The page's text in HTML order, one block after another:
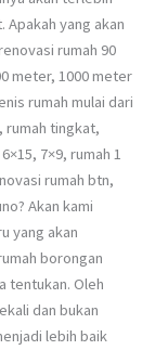
Apakah yang akan
rumah 90
meter, 1000 meter
rumah mulai dari
rumah tingkat,
7×9, rumah 1
rumah btn,
Akan kami
yang akan
borongan
tentukan. Oleh
dan bukan
lebih baik